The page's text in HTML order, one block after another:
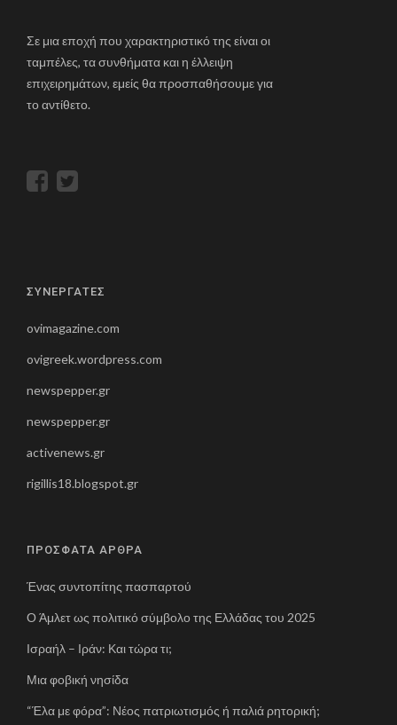
Σε μια εποχή που χαρακτηριστικό της είναι οι
ταμπέλες, τα συνθήματα και η έλλειψη
επιχειρημάτων, εμείς θα προσπαθήσουμε για
το αντίθετο.
ΣΥΝΕΡΓΑΤΕΣ
ovimagazine.com
ovigreek.wordpress.com
newspepper.gr
newspepper.gr
activenews.gr
rigillis18.blogspot.gr
ΠΡΟΣΦΑΤΑ ΑΡΘΡΑ
Ένας συντοπίτης πασπαρτού
Ο Άμλετ ως πολιτικό σύμβολο της Ελλάδας του 2025
Ισραήλ – Ιράν: Και τώρα τι;
Μια φοβική νησίδα
“Έλα με φόρα”: Νέος πατριωτισμός ή παλιά ρητορική;